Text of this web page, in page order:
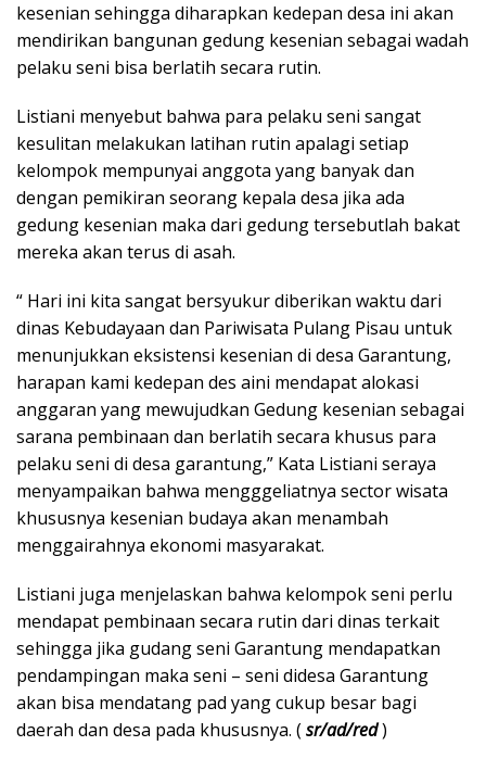
kesenian sehingga diharapkan kedepan desa ini akan
mendirikan bangunan gedung kesenian sebagai wadah
pelaku seni bisa berlatih secara rutin.
Listiani menyebut bahwa para pelaku seni sangat
kesulitan melakukan latihan rutin apalagi setiap
kelompok mempunyai anggota yang banyak dan
dengan pemikiran seorang kepala desa jika ada
gedung kesenian maka dari gedung tersebutlah bakat
mereka akan terus di asah.
“ Hari ini kita sangat bersyukur diberikan waktu dari
dinas Kebudayaan dan Pariwisata Pulang Pisau untuk
menunjukkan eksistensi kesenian di desa Garantung,
harapan kami kedepan des aini mendapat alokasi
anggaran yang mewujudkan Gedung kesenian sebagai
sarana pembinaan dan berlatih secara khusus para
pelaku seni di desa garantung,” Kata Listiani seraya
menyampaikan bahwa mengggeliatnya sector wisata
khususnya kesenian budaya akan menambah
menggairahnya ekonomi masyarakat.
Listiani juga menjelaskan bahwa kelompok seni perlu
mendapat pembinaan secara rutin dari dinas terkait
sehingga jika gudang seni Garantung mendapatkan
pendampingan maka seni – seni didesa Garantung
akan bisa mendatang pad yang cukup besar bagi
daerah dan desa pada khususnya. (sr/ad/red)